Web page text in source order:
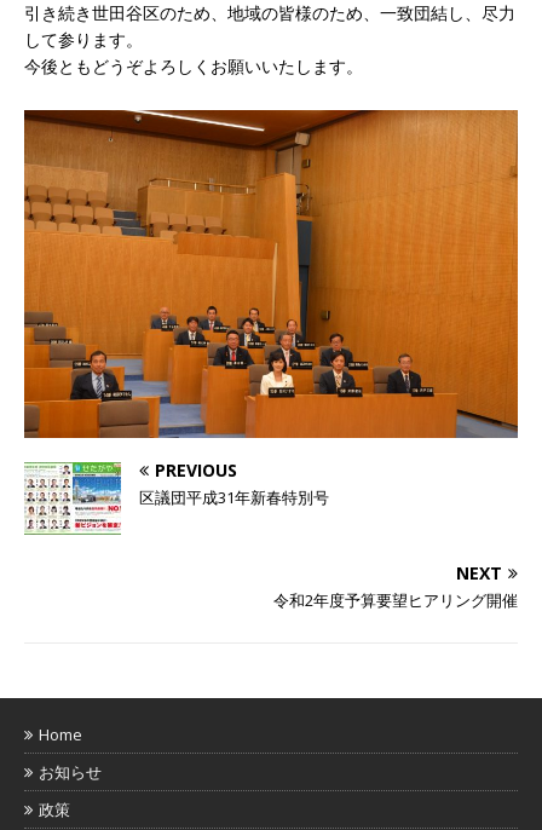
引き続き世田谷区のため、地域の皆様のため、一致団結し、尽力
して参ります。
今後ともどうぞよろしくお願いいたします。
PREVIOUS
区議団平成31年新春特別号
NEXT
令和2年度予算要望ヒアリング開催
Home
お知らせ
政策